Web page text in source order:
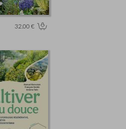
32.00 €